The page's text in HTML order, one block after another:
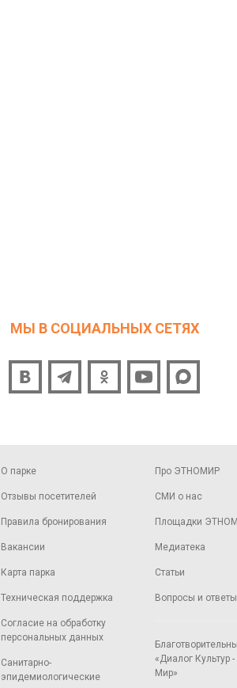
МЫ В СОЦИАЛЬНЫХ СЕТЯХ
О парке
Отзывы посетителей
Правила бронирования
Вакансии
Карта парка
Техническая поддержка
Согласие на обработку
персональных данных
Санитарно-
эпидемиологические
Про ЭТНОМИР
СМИ о нас
Площадки
Медиатека
Статьи
Вопросы и ответы
«Диалог Культур
Мир»